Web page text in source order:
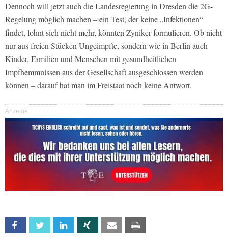
Dennoch will jetzt auch die Landesregierung in Dresden die 2G-
Regelung möglich machen – ein Test, der keine „Infektionen“
findet, lohnt sich nicht mehr, könnten Zyniker formulieren. Ob nicht
nur aus freien Stücken Ungeimpfte, sondern wie in Berlin auch
Kinder, Familien und Menschen mit gesundheitlichen
Impfhemmnissen aus der Gesellschaft ausgeschlossen werden
können – darauf hat man im Freistaat noch keine Antwort.
Anzeige
Facebook Twitter Linkedin Xing Email